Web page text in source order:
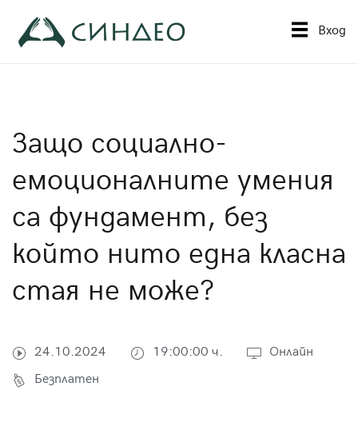
съдържанието
Вход
Защо социално-
емоционалните умения
са фундамент, без
който нито една класна
стая не може?
24.10.2024 19:00:00 ч. Онлайн
Безплатен